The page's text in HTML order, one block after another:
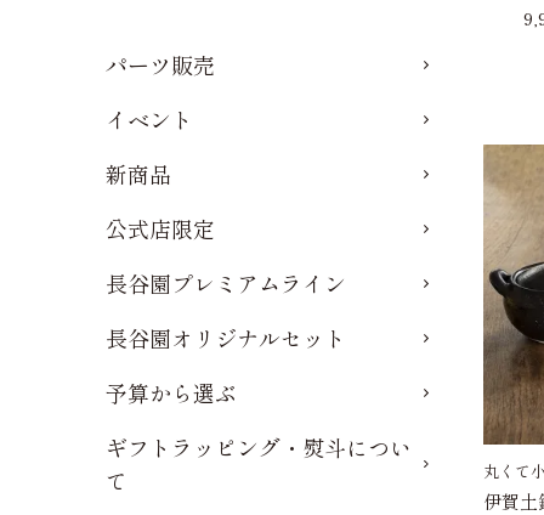
丸くて
伊賀
パーツ販売
イベント
新商品
公式店限定
長谷園プレミアムライン
長谷園オリジナルセット
予算から選ぶ
ギフトラッピング・熨斗につい
て